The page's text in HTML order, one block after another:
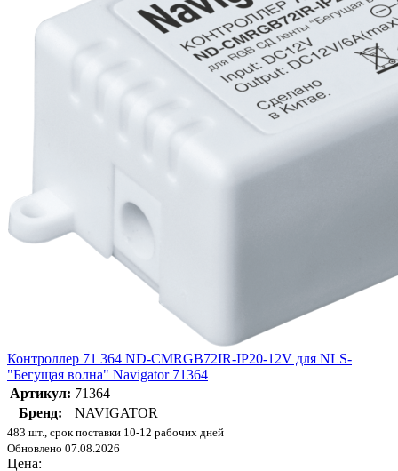
Контроллер 71 364 ND-CMRGB72IR-IP20-12V для NLS-
"Бегущая волна" Navigator 71364
Артикул: 71364
Бренд:
NAVIGATOR
483 шт., срок поставки 10-12 рабочих дней
Обновлено 07.08.2026
Цена: